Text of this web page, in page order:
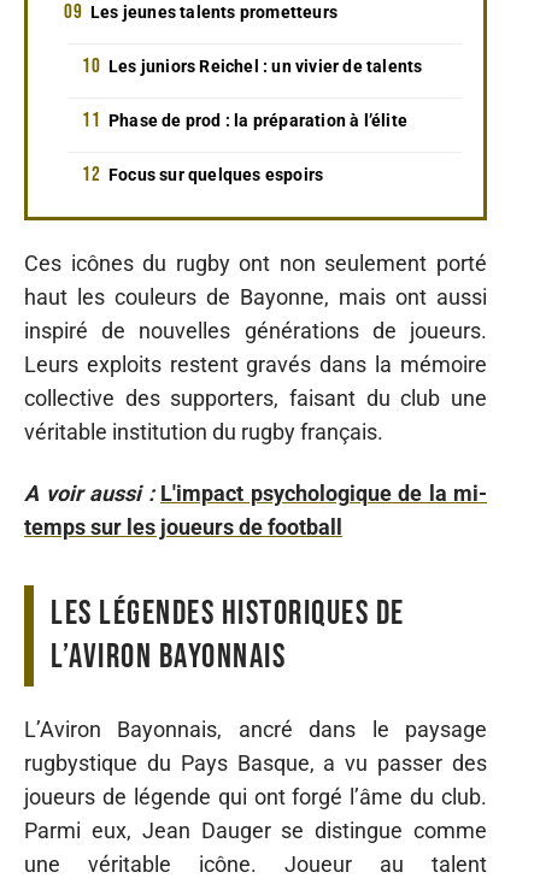
Les jeunes talents prometteurs
Les juniors Reichel : un vivier de talents
Phase de prod : la préparation à l’élite
Focus sur quelques espoirs
Ces icônes du rugby ont non seulement porté
haut les couleurs de Bayonne, mais ont aussi
inspiré de nouvelles générations de joueurs.
Leurs exploits restent gravés dans la mémoire
collective des supporters, faisant du club une
véritable institution du rugby français.
A voir aussi : L'impact psychologique de la mi-
temps sur les joueurs de football
Les légendes historiques de
l’Aviron Bayonnais
L’Aviron Bayonnais, ancré dans le paysage
rugbystique du Pays Basque, a vu passer des
joueurs de légende qui ont forgé l’âme du club.
Parmi eux, Jean Dauger se distingue comme
une véritable icône. Joueur au talent